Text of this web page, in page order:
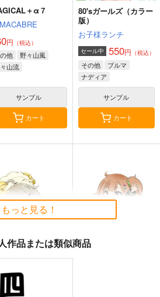
＋α７
円 （税込）
他
野々山風
山流
サンプル
カート
80'sガールズ（カラー
版）
お子様ランチ
セール中 550円 （税込）
その他
ブルマ
ナディア
サンプル
カート
びめし 比嘉つつ
防水ステッカー
もっと見る！
作品または類似商品